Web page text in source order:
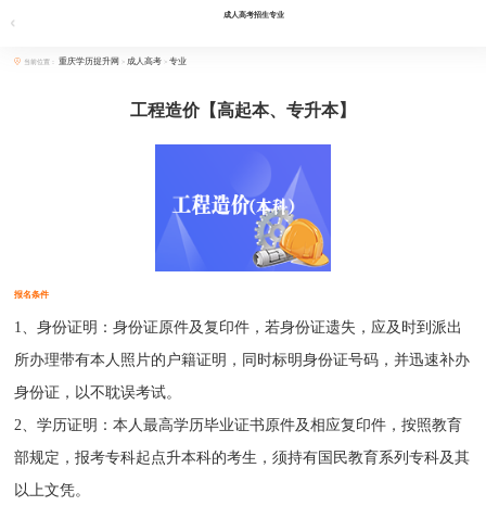
成人高考招生专业
当前位置： 重庆学历提升网 > 成人高考> 专业
工程造价【高起本、专升本】
报名条件
1、身份证明：身份证原件及复印件，若身份证遗失，应及时到派出
所办理带有本人照片的户籍证明，同时标明身份证号码，并迅速补办
身份证，以不耽误考试。
2、学历证明：本人最高学历毕业证书原件及相应复印件，按照教育
部规定，报考专科起点升本科的考生，须持有国民教育系列专科及其
以上文凭。